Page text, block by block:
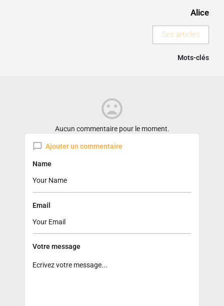
Alice
Ses articles
Mots-clés
Aucun commentaire pour le moment.
Ajouter un commentaire
Name
Email
Votre message